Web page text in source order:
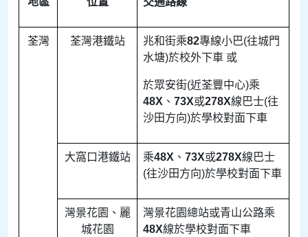
荃灣 荃灣港鐵站 兆和街乘82專線小巴(往城門
水塘)於校外下車 或
於眾安街(近荃豐中心)乘
48X 、 73X或278X線巴士(往
沙田方向)於學校對面下車
大窩口港鐵站 乘48X 、 73X或278X線巴士
(往沙田方向)於學校對面下車
灣景花園、麗
城花園
灣景花園總站或青山公路乘
48X線於學校對面下車